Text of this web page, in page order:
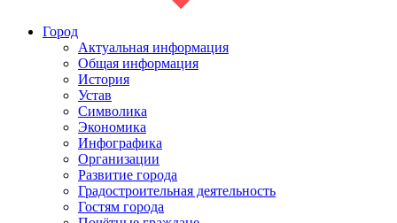
Город
Актуальная информация
Общая информация
История
Устав
Символика
Экономика
Инфографика
Организации
Развитие города
Градостроительная деятельность
Гостям города